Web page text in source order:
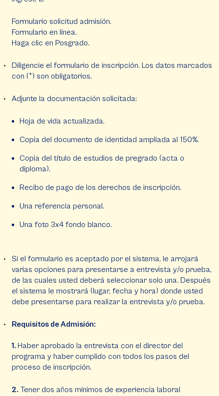
Formulario solicitud admisión.
Formulario en línea.
Haga clic en Posgrado.
Diligencie el formulario de inscripción. Los datos marcados
con (*) son obligatorios.
Adjunte la documentación solicitada:
Hoja de vida actualizada.
Copia del documento de identidad ampliada al 150%.
Copia del título de estudios de pregrado (acta o
diploma).
Recibo de pago de los derechos de inscripción.
Una referencia personal.
Una foto 3x4 fondo blanco.
Si el formulario es aceptado por el sistema, le arrojará
varias opciones para presentarse a entrevista y/o prueba,
de las cuales usted deberá seleccionar solo una. Después
el sistema le mostrará (lugar, fecha y hora) donde usted
debe presentarse para realizar la entrevista y/o prueba.
Requisitos de Admisión:
1. Haber aprobado la entrevista con el director del
programa y haber cumplido con todos los pasos del
proceso de inscripción.
2. Tener dos años mínimos de experiencia laboral